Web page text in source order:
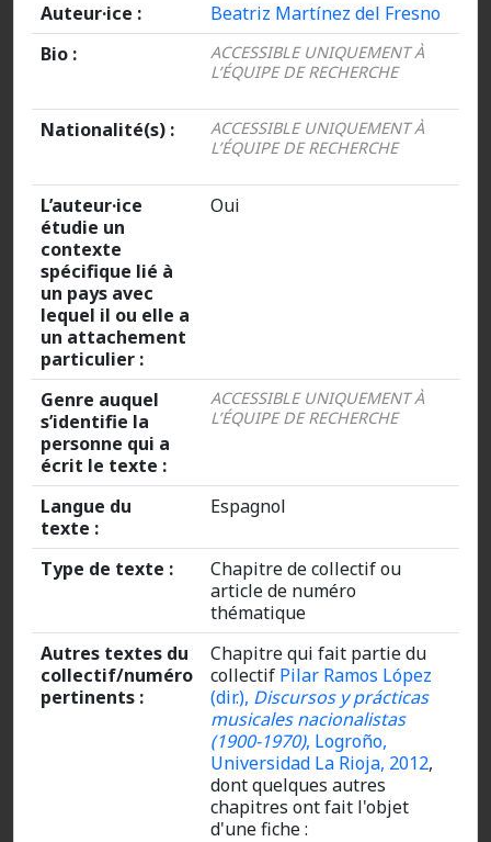
Auteur·ice :
Beatriz Martínez del Fresno
Bio :
ACCESSIBLE UNIQUEMENT À
L’ÉQUIPE DE RECHERCHE
Nationalité(s) :
ACCESSIBLE UNIQUEMENT À
L’ÉQUIPE DE RECHERCHE
L’auteur·ice
étudie un
contexte
spécifique lié à
un pays avec
lequel il ou elle a
un attachement
particulier :
Oui
Genre auquel
s’identifie la
personne qui a
écrit le texte :
ACCESSIBLE UNIQUEMENT À
L’ÉQUIPE DE RECHERCHE
Langue du
texte :
Espagnol
Type de texte :
Chapitre de collectif ou
article de numéro
thématique
Autres textes du
collectif/numéro
pertinents :
Chapitre qui fait partie du
collectif Pilar Ramos López
(dir.), Discursos y prácticas
musicales nacionalistas
(1900-1970), Logroño,
Universidad La Rioja, 2012,
dont quelques autres
chapitres ont fait l'objet
d'une fiche :